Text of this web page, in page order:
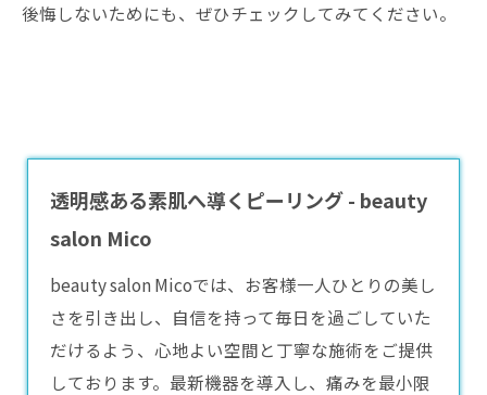
後悔しないためにも、ぜひチェックしてみてください。
透明感ある素肌へ導くピーリング - beauty
salon Mico
beauty salon Micoでは、お客様一人ひとりの美し
さを引き出し、自信を持って毎日を過ごしていた
だけるよう、心地よい空間と丁寧な施術をご提供
しております。最新機器を導入し、痛みを最小限